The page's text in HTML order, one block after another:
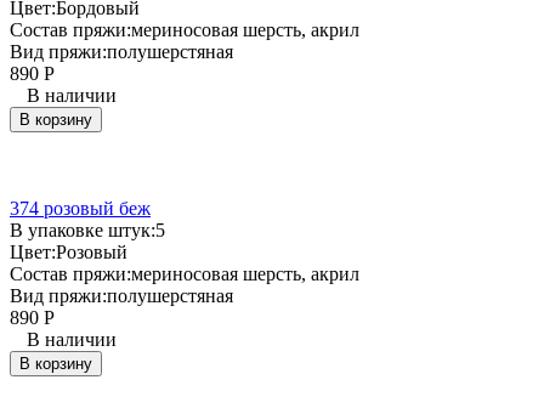
Цвет:Бордовый
Состав пряжи:мериносовая шерсть, акрил
Вид пряжи:полушерстяная
890 Р
В наличии
В корзину
374 розовый беж
В упаковке штук:5
Цвет:Розовый
Состав пряжи:мериносовая шерсть, акрил
Вид пряжи:полушерстяная
890 Р
В наличии
В корзину